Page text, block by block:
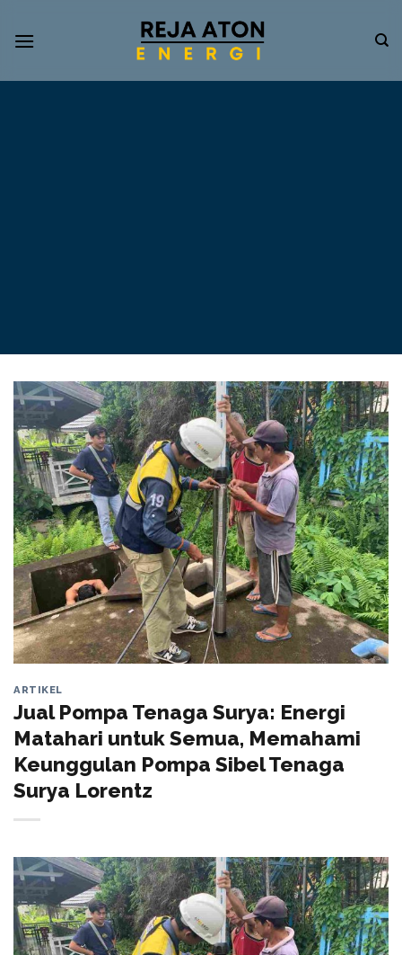
Informasi
ARTIKEL
Jual Pompa Tenaga Surya: Energi
Matahari untuk Semua, Memahami
Keunggulan Pompa Sibel Tenaga
Surya Lorentz